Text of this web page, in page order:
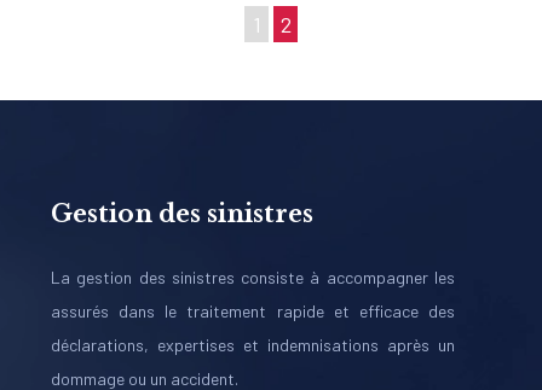
1 2
Gestion des sinistres
La gestion des sinistres consiste à accompagner les
assurés dans le traitement rapide et efficace des
déclarations, expertises et indemnisations après un
dommage ou un accident.